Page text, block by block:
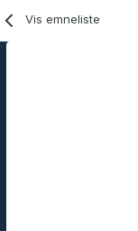
Vis emneliste